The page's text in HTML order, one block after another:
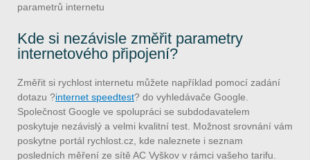
parametrů internetu
Kde si nezávisle změřit parametry
internetového připojení?
Změřit si rychlost internetu můžete například pomocí zadání
dotazu ?internet speedtest? do vyhledávače Google.
Společnost Google ve spolupráci se subdodavatelem
poskytuje nezávislý a velmi kvalitní test. Možnost srovnání vám
poskytne portál rychlost.cz, kde naleznete i seznam
posledních měření ze sítě AC Vyškov v rámci vašeho tarifu.